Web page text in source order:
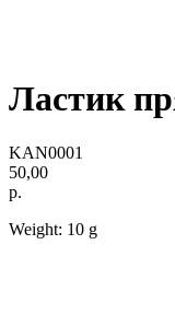
Ластик
KAN0001
50,00
р.
Weight: 10 g